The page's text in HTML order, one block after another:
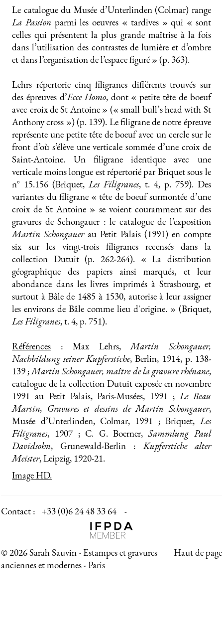
Le catalogue du Musée d’Unterlinden (Colmar) range
La Passion parmi les oeuvres « tardives » qui « sont
celles qui présentent la plus grande maîtrise à la fois
dans l’utilisation des contrastes de lumière et d’ombre
et dans l’organisation de l’espace figuré » (p. 363).
Lehrs répertorie cinq filigranes différents trouvés sur
des épreuves d’Ecce Homo, dont « petite tête de boeuf
avec croix de St Antoine » (« small bull’s head with St
Anthony cross ») (p. 139). Le filigrane de notre épreuve
représente une petite tête de boeuf avec un cercle sur le
front d’où s’élève une verticale sommée d’une croix de
Saint-Antoine. Un filigrane identique avec une
verticale moins longue est répertorié par Briquet sous le
n° 15.156 (Briquet,Les Filigranes, t. 4, p. 759). Des
variantes du filigrane « tête de boeuf surmontée d’une
croix de St Antoine » se voient couramment sur des
gravures de Schongauer : le catalogue de l’exposition
Martin Schongauerau Petit Palais (1991) en compte
six sur les vingt-trois filigranes recensés dans la
collection Dutuit (p. 262-264). « La distribution
géographique des papiers ainsi marqués, et leur
abondance dans les livres imprimés à Strasbourg, et
surtout à Bâle de 1485 à 1530, autorise à leur assigner
les environs de Bâle comme lieu d'origine. » (Briquet,
Les Filigranes, t. 4, p. 751).
Références : Max Lehrs,Martin Schongauer,
Nachbildung seiner Kupferstiche, Berlin, 1914, p. 138-
139 ;Martin Schongauer, maître de la gravure rhénane,
catalogue de la collection Dutuit exposée en novembre
1991 au Petit Palais, Paris-Musées, 1991 ;Le Beau
Martin, Gravures et dessins de Martin Schongauer,
Musée d’Unterlinden, Colmar, 1991 ; Briquet,Les
Filigranes, 1907 ; C. G. Boerner,Sammlung Paul
Davidsohn, Grunewald-Berlin :Kupferstiche alter
Meister, Leipzig, 1920-21.
Image HD.
Contact : +33 (0)6 24 48 33 64 -
Haut de page
© 2026 Sarah Sauvin - Estampes et gravures
anciennes et modernes - Paris